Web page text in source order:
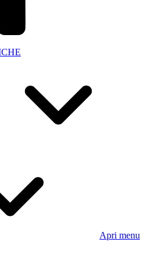
Apri menu